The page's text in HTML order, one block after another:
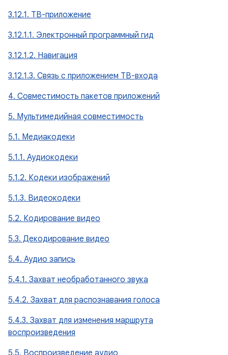
3.12.1. ТВ-приложение
3.12.1.1. Электронный программный гид
3.12.1.2. Навигация
3.12.1.3. Связь с приложением ТВ-входа
4. Совместимость пакетов приложений
5. Мультимедийная совместимость
5.1. Медиакодеки
5.1.1. Аудиокодеки
5.1.2. Кодеки изображений
5.1.3. Видеокодеки
5.2. Кодирование видео
5.3. Декодирование видео
5.4. Аудио запись
5.4.1. Захват необработанного звука
5.4.2. Захват для распознавания голоса
5.4.3. Захват для изменения маршрута
воспроизведения
5.5. Воспроизведение аудио